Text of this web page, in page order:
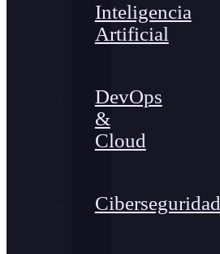
Inteligencia
Artificial
DevOps
&
Cloud
Ciberseguridad